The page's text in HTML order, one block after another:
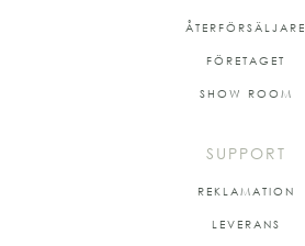
ÅTERFÖRSÄLJARE
FÖRETAGET
SHOW ROOM
SUPPORT
REKLAMATION
LEVERANS